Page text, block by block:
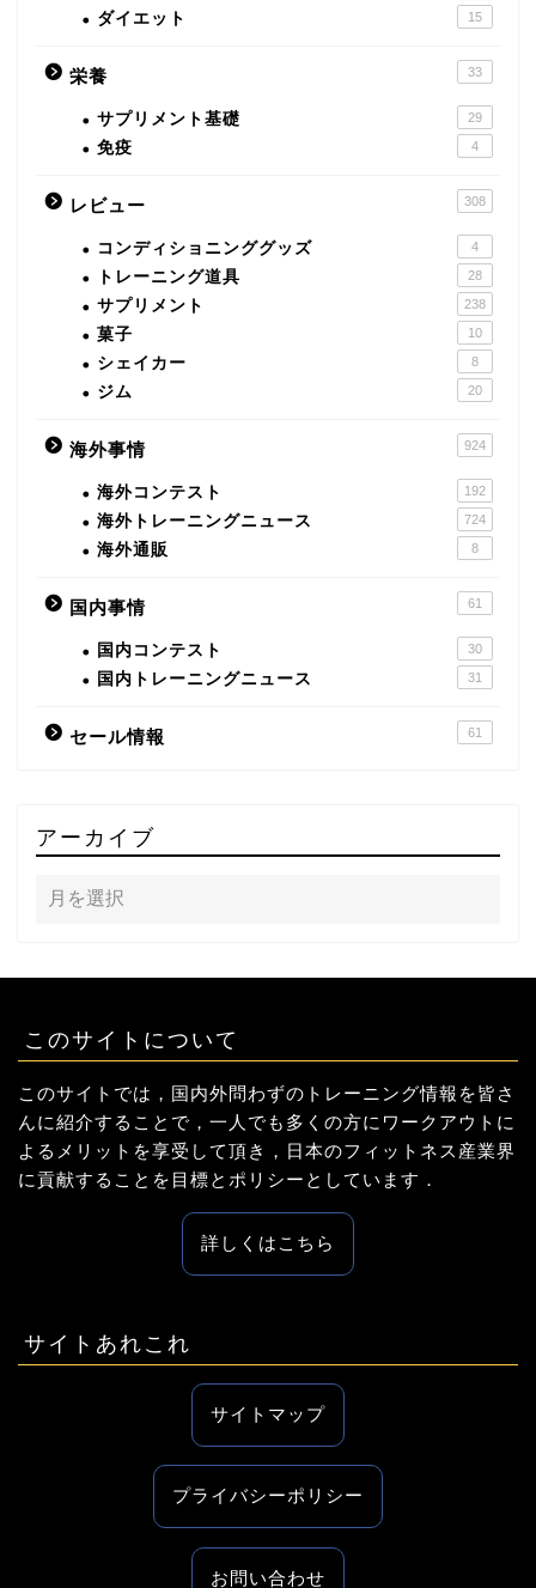
ダイエット 15
栄養 33
サプリメント基礎 29
免疫 4
レビュー 308
コンディショニンググッズ 4
トレーニング道具 28
サプリメント 238
菓子 10
シェイカー 8
ジム 20
海外事情 924
海外コンテスト 192
海外トレーニングニュース 724
海外通販 8
国内事情 61
国内コンテスト 30
国内トレーニングニュース 31
セール情報 61
アーカイブ
このサイトについて
このサイトでは，国内外問わずのトレーニング情報を皆さ
んに紹介することで，一人でも多くの方にワークアウトに
よるメリットを享受して頂き，日本のフィットネス産業界
に貢献することを目標とポリシーとしています．
詳しくはこちら
サイトあれこれ
サイトマップ
プライバシーポリシー
お問い合わせ